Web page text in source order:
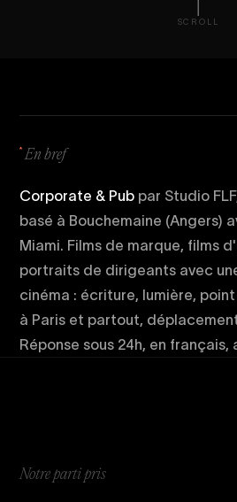
SCROLL
En bref
Corporate & Pub par Studio
basé à Bouchemaine (Angers)
Miami. Films de marque, films
portraits de dirigeants avec
cinéma : écriture, lumière,
à Paris et partout,
Réponse sous 24h, en
Notre parti pris